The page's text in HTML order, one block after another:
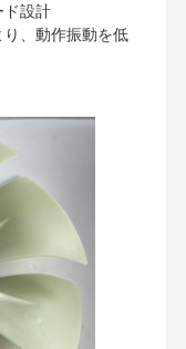
ド設計
、動作振動を低